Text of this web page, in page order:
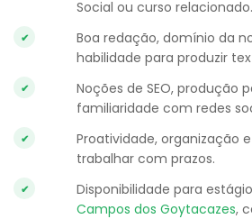
Social ou curso relacionado.
Boa redação, domínio da
habilidade para produzir
Noções de SEO, produção
familiaridade com redes
Proatividade, organização
trabalhar com prazos.
Disponibilidade para
Campos dos Goytacazes,